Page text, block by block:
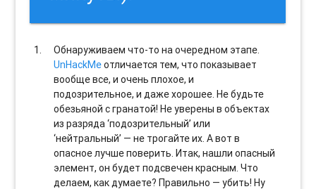
Обнаруживаем что-то на очередном этапе.
UnHackMeотличается тем, что показывает
вообще все, и очень плохое, и
подозрительное, и даже хорошее. Не будьте
обезьяной с гранатой! Не уверены в объектах
из разряда ‘подозрительный’ или
‘нейтральный’ — не трогайте их. А вот в
опасное лучше поверить. Итак, нашли опасный
элемент, он будет подсвечен красным. Что
делаем, как думаете? Правильно — убить! Ну